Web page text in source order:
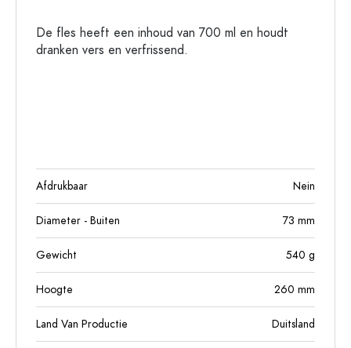
De fles heeft een inhoud van 700 ml en houdt
dranken vers en verfrissend.
Afdrukbaar Nein
Diameter - Buiten 73 mm
Gewicht 540 g
Hoogte 260 mm
Land Van Productie Duitsland